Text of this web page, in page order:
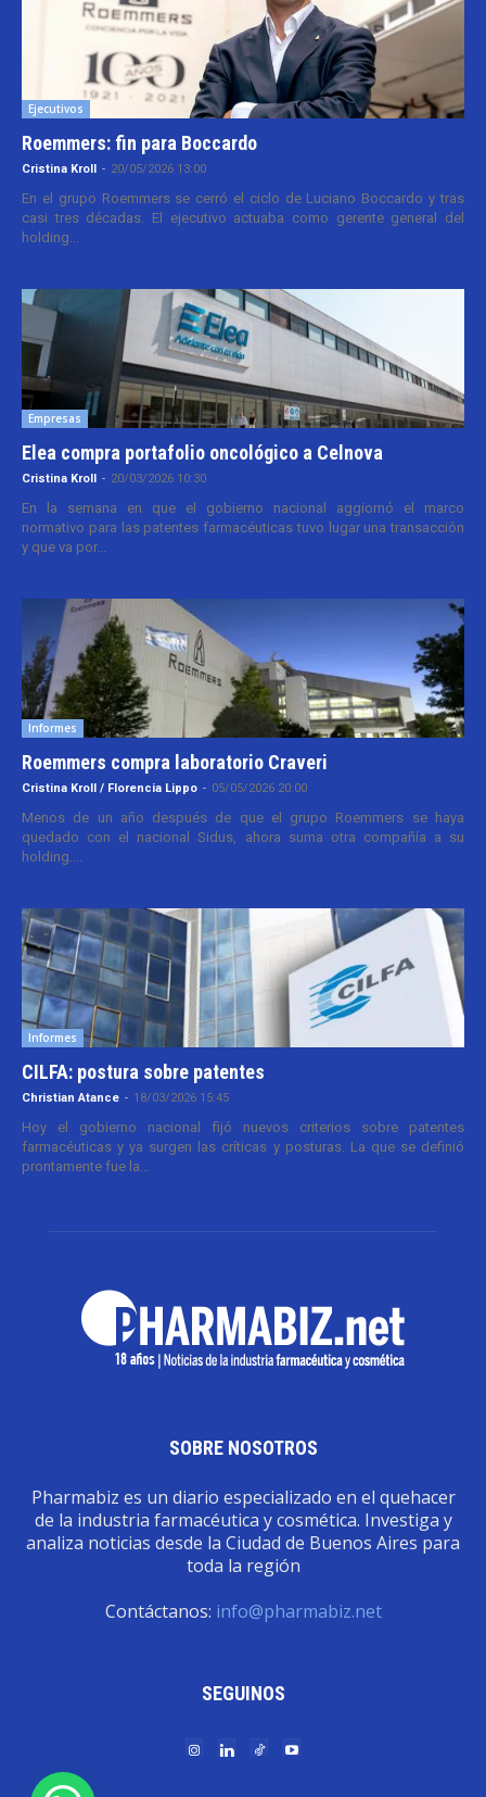
Ejecutivos
Roemmers: fin para Boccardo
Cristina Kroll - 20/05/2026 13:00
En el grupo Roemmers se cerró el ciclo de Luciano Boccardo y tras
casi tres décadas. El ejecutivo actuaba como gerente general del
holding...
Empresas
Elea compra portafolio oncológico a Celnova
Cristina Kroll - 20/03/2026 10:30
En la semana en que el gobierno nacional aggiornó el marco
normativo para las patentes farmacéuticas tuvo lugar una transacción
y que va por...
Informes
Roemmers compra laboratorio Craveri
Cristina Kroll / Florencia Lippo - 05/05/2026 20:00
Menos de un año después de que el grupo Roemmers se haya
quedado con el nacional Sidus, ahora suma otra compañía a su
holding....
Informes
CILFA: postura sobre patentes
Christian Atance - 18/03/2026 15:45
Hoy el gobierno nacional fijó nuevos criterios sobre patentes
farmacéuticas y ya surgen las críticas y posturas. La que se definió
prontamente fue la...
SOBRE NOSOTROS
Pharmabiz es un diario especializado en el quehacer
de la industria farmacéutica y cosmética. Investiga y
analiza noticias desde la Ciudad de Buenos Aires para
toda la región
Contáctanos: info@pharmabiz.net
SEGUINOS